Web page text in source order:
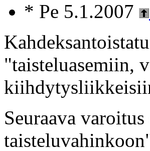
* Pe 5.1.2007
"taisteluasemiin,
Seuraava